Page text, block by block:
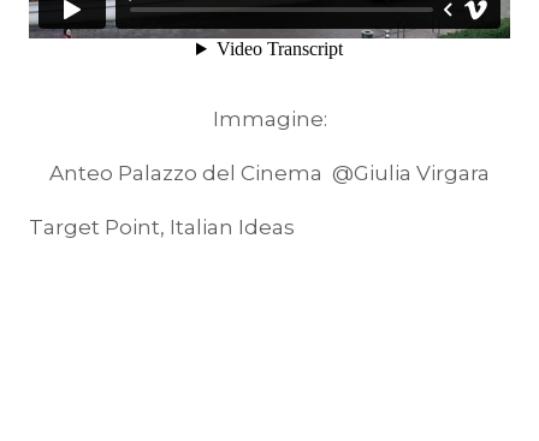
Immagine:
Anteo Palazzo del Cinema @Giulia Virgara
Target Point, Italian Ideas